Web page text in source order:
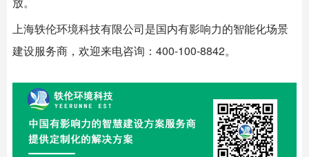
上海轶伦环境科技有限公司是国内有影响力的智能化场景
建设服务商，欢迎来电咨询：400-100-8842。